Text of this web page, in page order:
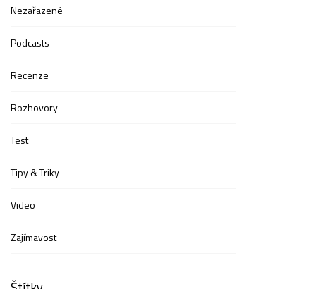
Nezařazené
Podcasts
Recenze
Rozhovory
Test
Tipy & Triky
Video
Zajímavost